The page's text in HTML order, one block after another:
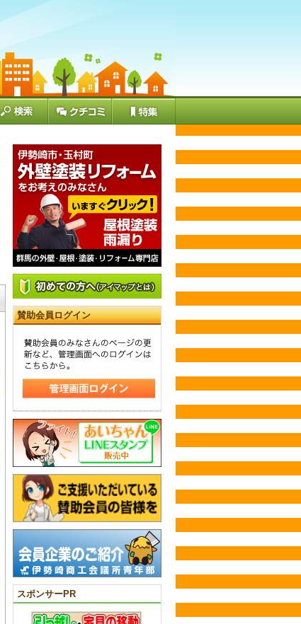
賛助会員ログイン
スポンサーPR